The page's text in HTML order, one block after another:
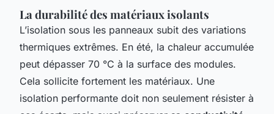
La durabilité des matériaux isolants
L’isolation sous les panneaux subit des variations
thermiques extrêmes. En été, la chaleur accumulée
peut dépasser 70 °C à la surface des modules.
Cela sollicite fortement les matériaux. Une
isolation performante doit non seulement résister à